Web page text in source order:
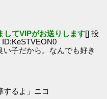
してVIPがお送りします[] 投
ID:KeSTVEON0
子だから。なんでも好き
するよ」ニコ